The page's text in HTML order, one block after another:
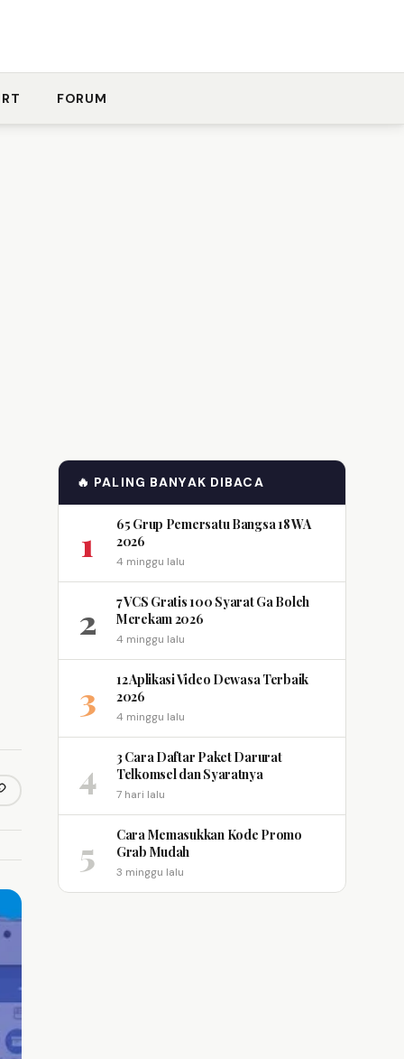
FORUM
link
🔥 PALING BANYAK DIBACA
1
65 Grup Pemersatu Bangsa 18 WA
2026
4 minggu lalu
2
7 VCS Gratis 100 Syarat Ga Boleh
Merekam 2026
4 minggu lalu
3
12 Aplikasi Video Dewasa Terbaik
2026
4 minggu lalu
4
3 Cara Daftar Paket Darurat
Telkomsel dan Syaratnya
7 hari lalu
5
Cara Memasukkan Kode Promo
Grab Mudah
3 minggu lalu